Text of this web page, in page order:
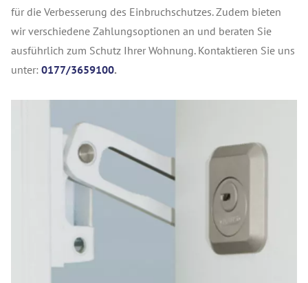
für die Verbesserung des Einbruchschutzes. Zudem bieten
wir verschiedene Zahlungsoptionen an und beraten Sie
ausführlich zum Schutz Ihrer Wohnung. Kontaktieren Sie uns
unter: 0177/3659100.